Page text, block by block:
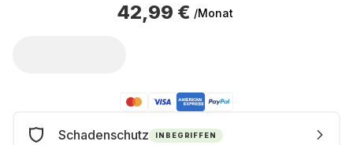
42,99 € /Monat
Schadenschutz INBEGRIFFEN